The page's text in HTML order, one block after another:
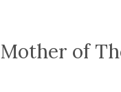
Mother of